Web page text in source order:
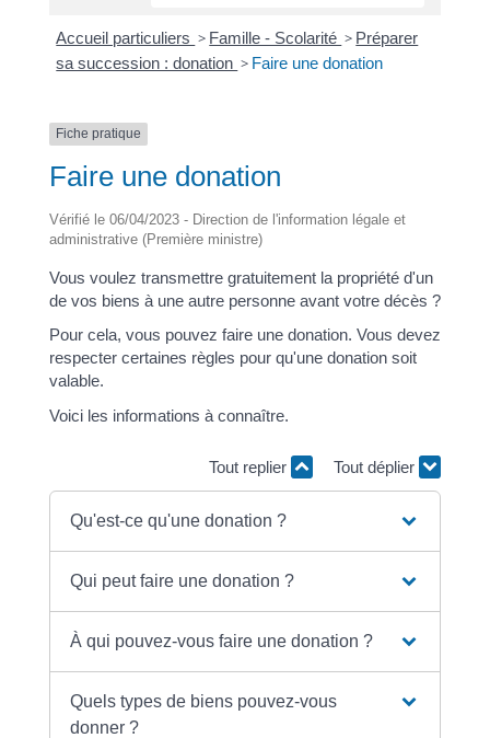
Accueil particuliers > Famille - Scolarité > Préparer
sa succession : donation > Faire une donation
Fiche pratique
Faire une donation
Vérifié le 06/04/2023 - Direction de l'information légale et
administrative (Première ministre)
Vous voulez transmettre gratuitement la propriété d'un
de vos biens à une autre personne avant votre décès ?
Pour cela, vous pouvez faire une donation. Vous devez
respecter certaines règles pour qu'une donation soit
valable.
Voici les informations à connaître.
Tout replier Tout déplier
Qu'est-ce qu'une donation ?
Qui peut faire une donation ?
À qui pouvez-vous faire une donation ?
Quels types de biens pouvez-vous
donner ?